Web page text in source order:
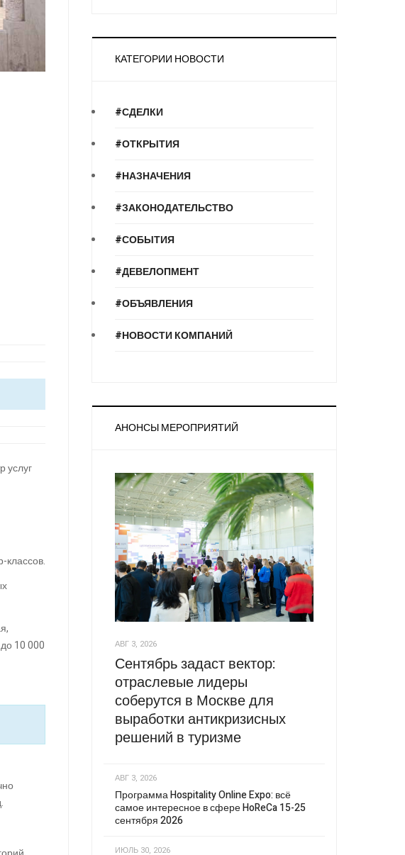
услуг
классов.
10 000
КАТЕГОРИИ НОВОСТИ
#СДЕЛКИ
#ОТКРЫТИЯ
#НАЗНАЧЕНИЯ
#ЗАКОНОДАТЕЛЬСТВО
#СОБЫТИЯ
#ДЕВЕЛОПМЕНТ
#ОБЪЯВЛЕНИЯ
#НОВОСТИ КОМПАНИЙ
АНОНСЫ МЕРОПРИЯТИЙ
АВГ 3, 2026
Сентябрь задаст вектор:
отраслевые лидеры
соберутся в Москве для
выработки антикризисных
решений в туризме
АВГ 3, 2026
Программа Hospitality Online Expo: всё
самое интересное в сфере HoReCa 15-25
сентября 2026
ИЮЛЬ 30, 2026